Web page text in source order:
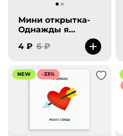
Мини открытка-
Однажды я
загадала тебя и
ты сбылся
4 ₽ 6 ₽
NEW -33%